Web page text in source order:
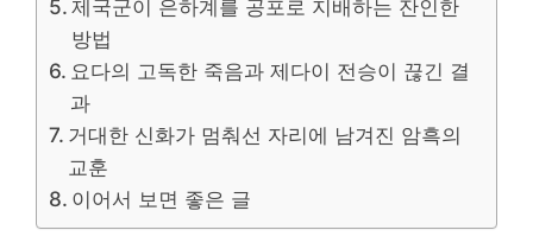
제국군이 은하계를 공포로 지배하는 잔인한
방법
요다의 고독한 죽음과 제다이 전승이 끊긴 결
과
거대한 신화가 멈춰선 자리에 남겨진 암흑의
교훈
이어서 보면 좋은 글